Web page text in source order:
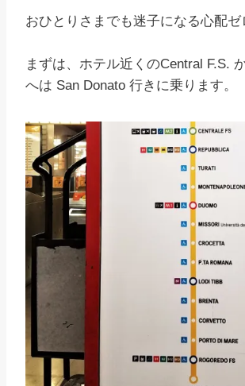
おひとりさまでも迷子になる心配
まずは、ホテル近くのCentral F.S.
へは San Donato 行きに乗ります。